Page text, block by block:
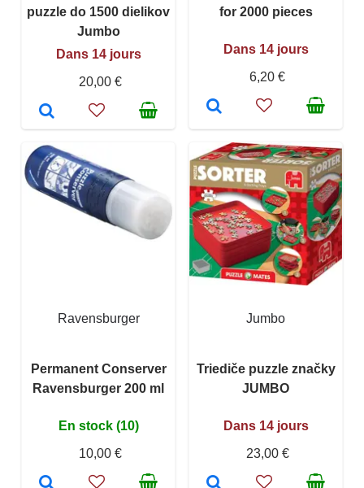
puzzle do 1500 dielikov
Jumbo
Dans 14 jours
20,00 €
for 2000 pieces
Dans 14 jours
6,20 €
Ravensburger
Permanent Conserver
Ravensburger 200 ml
En stock (10)
10,00 €
Jumbo
Triediče puzzle značky
JUMBO
Dans 14 jours
23,00 €